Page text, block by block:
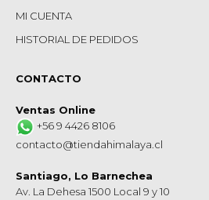
MI CUENTA
HISTORIAL DE PEDIDOS
CONTACTO
Ventas Online
+56 9 4426 8106
contacto@tiendahimalaya.cl
Santiago, Lo Barnechea
Av. La Dehesa 1500 Local 9 y 10